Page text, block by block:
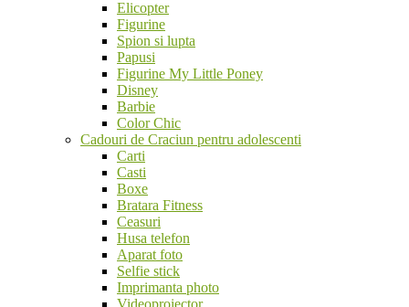
Elicopter
Figurine
Spion si lupta
Papusi
Figurine My Little Poney
Disney
Barbie
Color Chic
Cadouri de Craciun pentru adolescenti
Carti
Casti
Boxe
Bratara Fitness
Ceasuri
Husa telefon
Aparat foto
Selfie stick
Imprimanta photo
Videoproiector